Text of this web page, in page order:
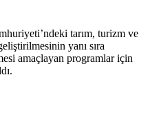
tarım, turizm ve
yanı sıra
amaçlayan programlar için